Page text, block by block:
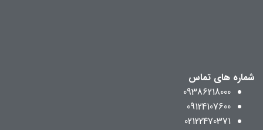
شماره های تماس
09386218000
09124107600
02122470371